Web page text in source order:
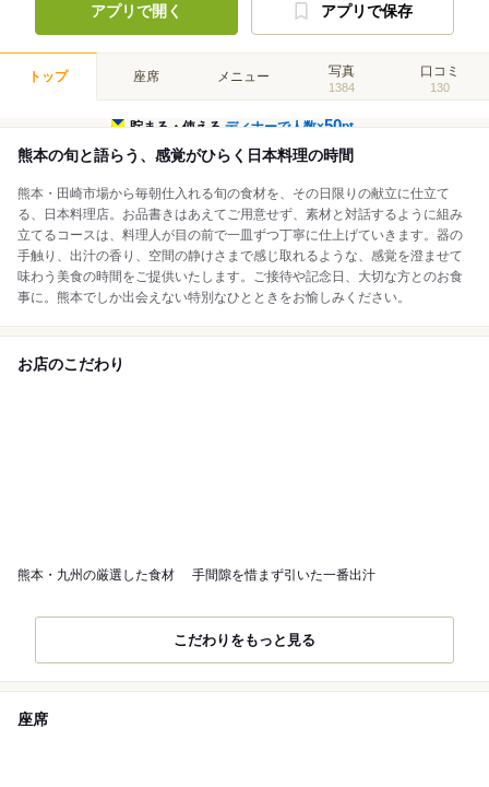
アプリで開く アプリで保存
トップ 座席 メニュー 写真
1384
口コミ
130
貯まる・使えるディナーで人数×50pt
熊本の旬と語らう、感覚がひらく日本料理の時間
熊本・田崎市場から毎朝仕入れる旬の食材を、その日限りの献立に仕立て
る、日本料理店。お品書きはあえてご用意せず、素材と対話するように組み
立てるコースは、料理人が目の前で一皿ずつ丁寧に仕上げていきます。器の
手触り、出汁の香り、空間の静けさまで感じ取れるような、感覚を澄ませて
味わう美食の時間をご提供いたします。ご接待や記念日、大切な方とのお食
事に。熊本でしか出会えない特別なひとときをお愉しみください。
お店のこだわり
熊本・九州の厳選した食材 手間隙を惜まず引いた一番出汁
こだわりをもっと見る
座席